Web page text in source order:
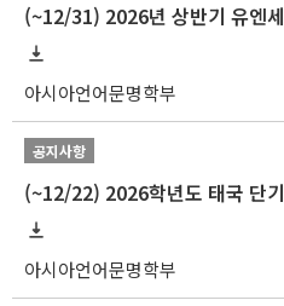
아시아언어문명학부
공지사항
(~12/22) 2026학년도 태국 단
아시아언어문명학부